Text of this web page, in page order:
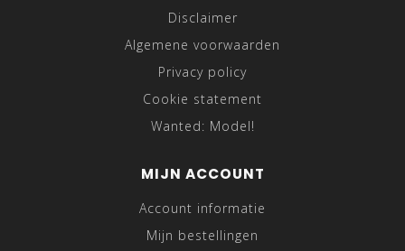
Disclaimer
Algemene voorwaarden
Privacy policy
Cookie statement
Wanted: Model!
MIJN ACCOUNT
Account informatie
Mijn bestellingen